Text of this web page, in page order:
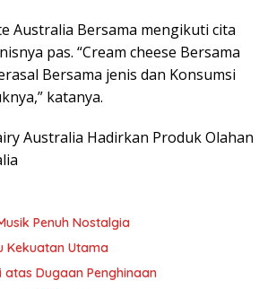
Australia Bersama mengikuti cita
pas. “Cream cheese Bersama
Bersama jenis dan Konsumsi
katanya.
Australia Hadirkan Produk Olahan
Penuh Nostalgia
Kekuatan Utama
Dugaan Penghinaan